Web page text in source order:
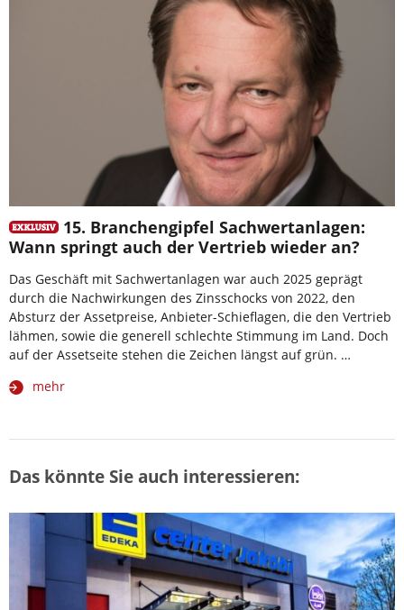
15. Branchengipfel Sachwertanlagen:
Wann springt auch der Vertrieb wieder an?
Das Geschäft mit Sachwertanlagen war auch 2025 geprägt
durch die Nachwirkungen des Zinsschocks von 2022, den
Absturz der Assetpreise, Anbieter-Schieflagen, die den Vertrieb
lähmen, sowie die generell schlechte Stimmung im Land. Doch
auf der Assetseite stehen die Zeichen längst auf grün. …
mehr
Das könnte Sie auch interessieren: